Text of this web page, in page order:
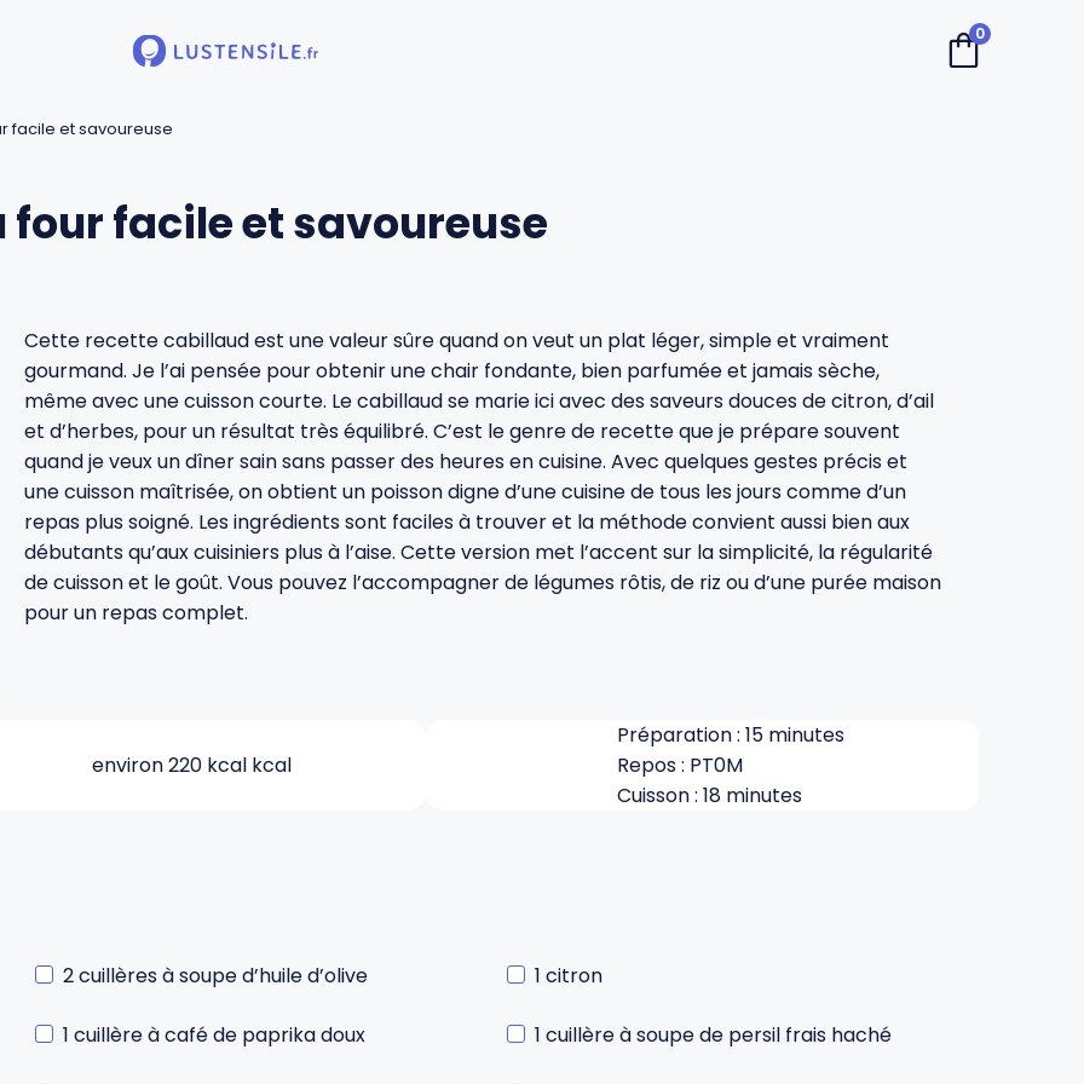
0
facile et savoureuse
facile et savoureuse
Cette recette cabillaud est une valeur sûre quand on veut un plat léger, simple et vraiment
gourmand. Je l’ai pensée pour obtenir une chair fondante, bien parfumée et jamais sèche,
même avec une cuisson courte. Le cabillaud se marie ici avec des saveurs douces de citron, d’ail
et d’herbes, pour un résultat très équilibré. C’est le genre de recette que je prépare souvent
quand je veux un dîner sain sans passer des heures en cuisine. Avec quelques gestes précis et
une cuisson maîtrisée, on obtient un poisson digne d’une cuisine de tous les jours comme d’un
repas plus soigné. Les ingrédients sont faciles à trouver et la méthode convient aussi bien aux
débutants qu’aux cuisiniers plus à l’aise. Cette version met l’accent sur la simplicité, la régularité
de cuisson et le goût. Vous pouvez l’accompagner de légumes rôtis, de riz ou d’une purée maison
pour un repas complet.
environ 220 kcal kcal
Préparation : 15 minutes
Repos : PT0M
Cuisson : 18 minutes
2 cuillères à soupe d’huile d’olive 1 citron
1 cuillère à café de paprika doux 1 cuillère à soupe de persil frais haché